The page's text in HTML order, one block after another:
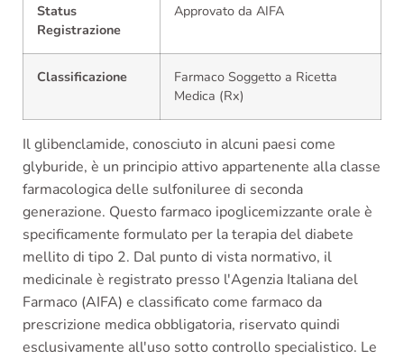
Status
Registrazione
Approvato da AIFA
Classificazione
Farmaco Soggetto a Ricetta
Medica (Rx)
Il glibenclamide, conosciuto in alcuni paesi come
glyburide, è un principio attivo appartenente alla classe
farmacologica delle sulfoniluree di seconda
generazione. Questo farmaco ipoglicemizzante orale è
specificamente formulato per la terapia del diabete
mellito di tipo 2. Dal punto di vista normativo, il
medicinale è registrato presso l'Agenzia Italiana del
Farmaco (AIFA) e classificato come farmaco da
prescrizione medica obbligatoria, riservato quindi
esclusivamente all'uso sotto controllo specialistico. Le